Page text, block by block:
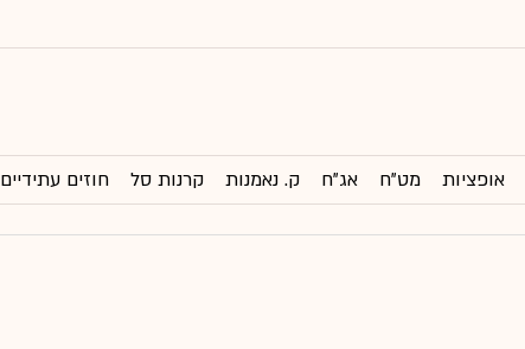
אופציות מט"ח אג"ח ק. נאמנות קרנות סל חוזים עתידיים